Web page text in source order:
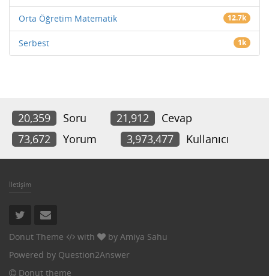
Orta Öğretim Matematik 12.7k
Serbest 1k
20,359 Soru 21,912
Cevap
73,672
Yorum 3,973,477 Kullanıcı
İletişim
Donut Theme with by Amiya Sahu
Powered by Question2Answer
Donut theme